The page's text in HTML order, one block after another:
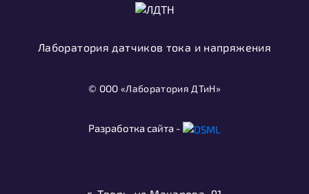
Лаборатория датчиков тока и напряжения
© ООО «Лаборатория ДТиН»
Разработка сайта -